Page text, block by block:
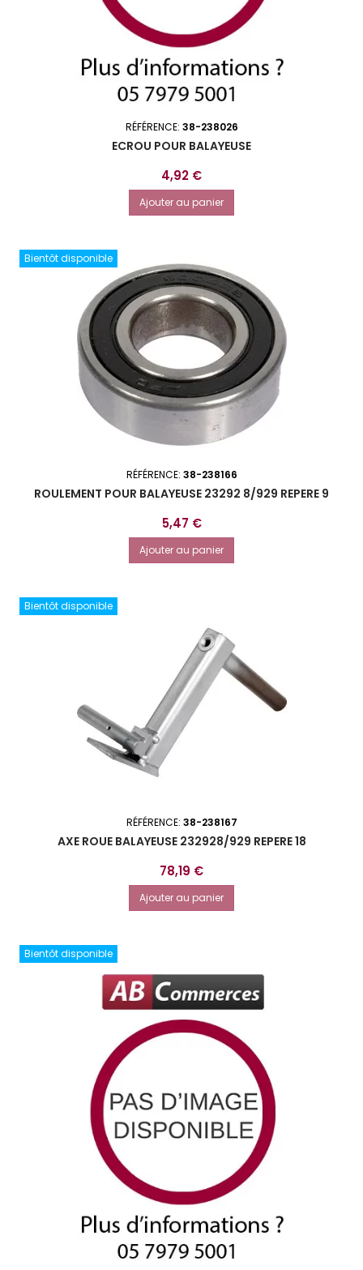
RÉFÉRENCE: 38-238026
ECROU POUR BALAYEUSE
Prix
4,92 €
Ajouter au panier
Bientôt disponible
RÉFÉRENCE: 38-238166
ROULEMENT POUR BALAYEUSE 23292 8/929 REPERE 9
Prix
5,47 €
Ajouter au panier
Bientôt disponible
RÉFÉRENCE: 38-238167
AXE ROUE BALAYEUSE 232928/929 REPERE 18
Prix
78,19 €
Ajouter au panier
Bientôt disponible